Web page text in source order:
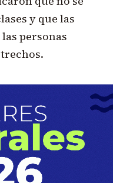
y que las
personas